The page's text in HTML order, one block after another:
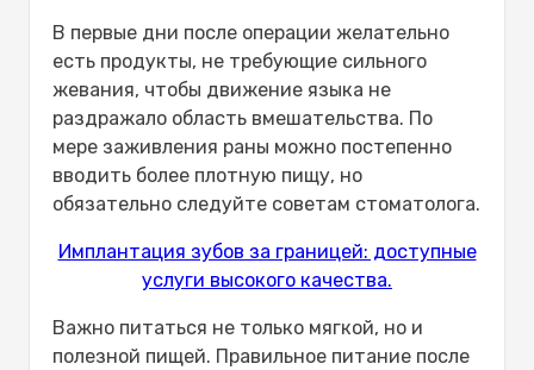
В первые дни после операции желательно
есть продукты, не требующие сильного
жевания, чтобы движение языка не
раздражало область вмешательства. По
мере заживления раны можно постепенно
вводить более плотную пищу, но
обязательно следуйте советам стоматолога.
Имплантация зубов за границей: доступные
услуги высокого качества.
Важно питаться не только мягкой, но и
полезной пищей. Правильное питание после